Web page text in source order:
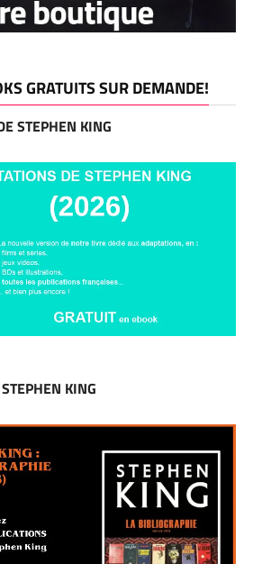
GRATUITS SUR DEMANDE!
STEPHEN KING
KING